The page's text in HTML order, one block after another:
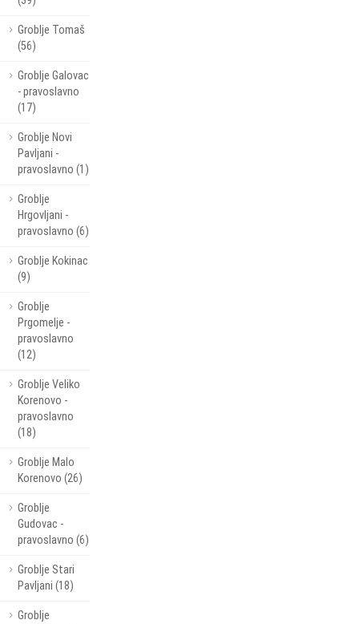
Groblje Tomaš
(56)
Groblje Galovac
- pravoslavno
(17)
Groblje Novi
Pavljani -
pravoslavno (1)
Groblje
Hrgovljani -
pravoslavno (6)
Groblje Kokinac
(9)
Groblje
Prgomelje -
pravoslavno
(12)
Groblje Veliko
Korenovo -
pravoslavno
(18)
Groblje Malo
Korenovo (26)
Groblje
Gudovac -
pravoslavno (6)
Groblje Stari
Pavljani (18)
Groblje